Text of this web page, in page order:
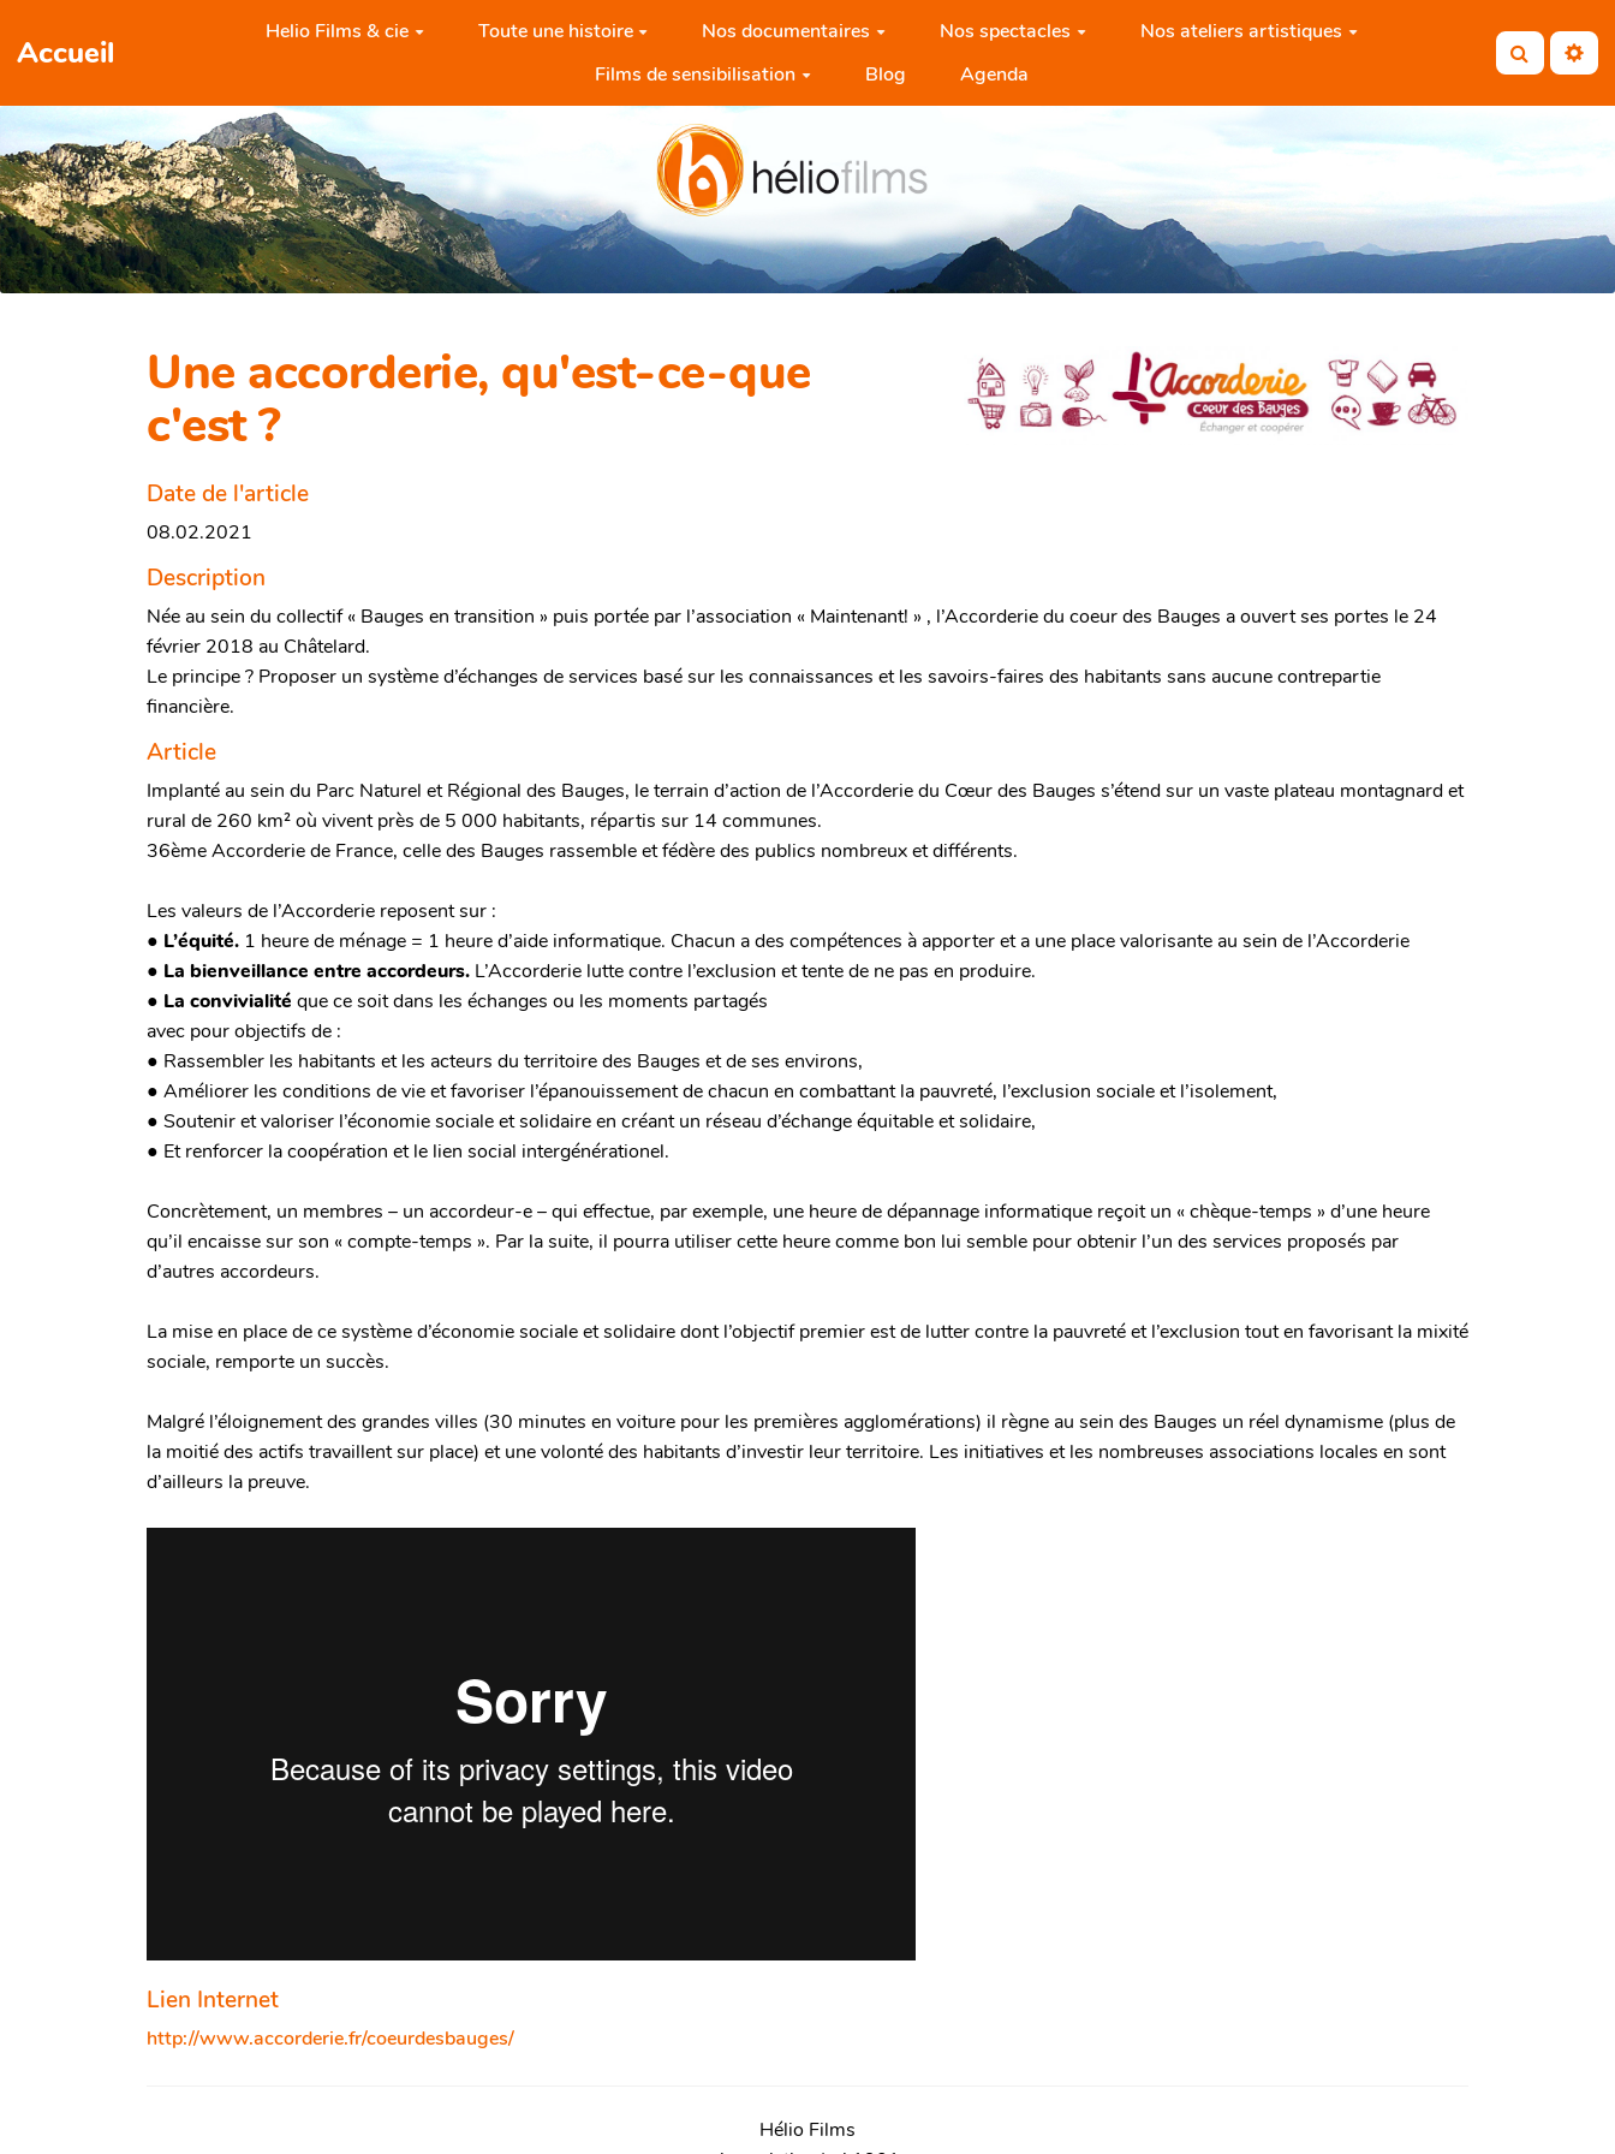
Accueil
Helio Films & cie Toute une histoire Nos documentaires Nos spectacles
Nos ateliers artistiques
Films de sensibilisation
Blog Agenda
Rechercher
Une accorderie, qu'est-ce-que
c'est ?
Date de l'article
08.02.2021
Description
Née au sein du collectif « Bauges en transition » puis portée par l’association « Maintenant! » , l’Accorderie du coeur des Bauges a ouvert ses portes le 24
février 2018 au Châtelard.
Le principe ? Proposer un système d’échanges de services basé sur les connaissances et les savoirs-faires des habitants sans aucune contrepartie
financière.
Article
Implanté au sein du Parc Naturel et Régional des Bauges, le terrain d’action de l’Accorderie du Cœur des Bauges s’étend sur un vaste plateau montagnard et
rural de 260 km² où vivent près de 5 000 habitants, répartis sur 14 communes.
36ème Accorderie de France, celle des Bauges rassemble et fédère des publics nombreux et différents.
Les valeurs de l’Accorderie reposent sur :
● L’équité. 1 heure de ménage = 1 heure d’aide informatique. Chacun a des compétences à apporter et a une place valorisante au sein de l’Accorderie
● La bienveillance entre accordeurs. L’Accorderie lutte contre l’exclusion et tente de ne pas en produire.
● La convivialité que ce soit dans les échanges ou les moments partagés
avec pour objectifs de :
● Rassembler les habitants et les acteurs du territoire des Bauges et de ses environs,
● Améliorer les conditions de vie et favoriser l’épanouissement de chacun en combattant la pauvreté, l’exclusion sociale et l’isolement,
● Soutenir et valoriser l’économie sociale et solidaire en créant un réseau d’échange équitable et solidaire,
● Et renforcer la coopération et le lien social intergénérationel.
Concrètement, un membres – un accordeur-e – qui effectue, par exemple, une heure de dépannage informatique reçoit un « chèque-temps » d’une heure
qu’il encaisse sur son « compte-temps ». Par la suite, il pourra utiliser cette heure comme bon lui semble pour obtenir l’un des services proposés par
d’autres accordeurs.
La mise en place de ce système d’économie sociale et solidaire dont l’objectif premier est de lutter contre la pauvreté et l’exclusion tout en favorisant la mixité
sociale, remporte un succès.
Malgré l’éloignement des grandes villes (30 minutes en voiture pour les premières agglomérations) il règne au sein des Bauges un réel dynamisme (plus de
la moitié des actifs travaillent sur place) et une volonté des habitants d’investir leur territoire. Les initiatives et les nombreuses associations locales en sont
d’ailleurs la preuve.
Lien Internet
http://www.accorderie.fr/coeurdesbauges/
Hélio Films